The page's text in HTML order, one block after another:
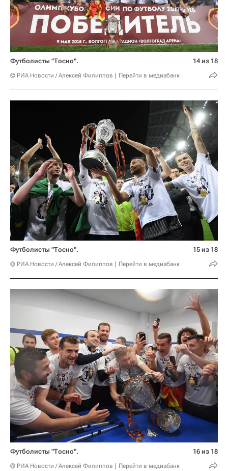
Футболисты "Тосно".
© РИА Новости / Алексей Филиппов Перейти в медиабанк
14 из 18
Футболисты "Тосно".
© РИА Новости / Алексей Филиппов Перейти в медиабанк
15 из 18
Футболисты "Тосно".
© РИА Новости / Алексей Филиппов Перейти в медиабанк
16 из 18